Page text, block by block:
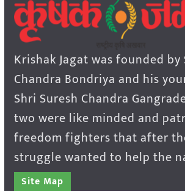
Krishak Jagat was founded
Chandra Bondriya and his
Shri Suresh Chandra
two were like minded and
freedom fighters that after
struggle wanted to help the
Site Map